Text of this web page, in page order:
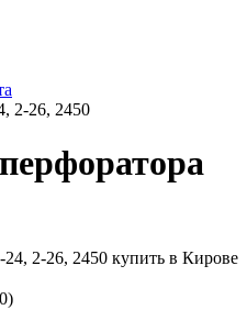
2-26, 2450